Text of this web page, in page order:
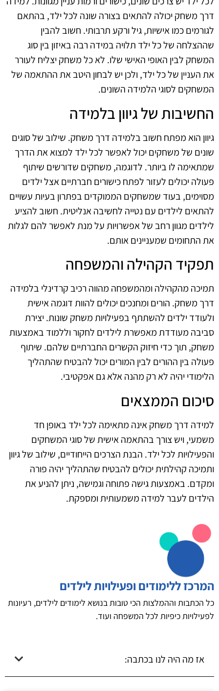
דרך משחק יכולה להתאים בצורה שונה לכל ילד, בהתאם
לגורמים כמו אישיות, גיל ורקע תרבותי. חשוב להבין
שההצלחה של כל ילד תלויה במידה רבה באיזון בין סוג
המשחק לבין האופי האישי שלו. לא כל משחק יצליח לעורר
את העניין של כל ילד, ולכן יש לבחון היטב את ההתאמה של
המשחקים לסוגי הלמידה השונים.
החשיבות של גיוון בלמידה
גיוון הוא מפתח חשוב בלמידה דרך משחק. שילוב של סוגים
שונים של משחקים יכול לאפשר לכל ילד למצוא את הדרך
שמתאימה לו ביותר. לדוגמה, משחקים שדורשים שיתוף
פעולה יכולים לעזור לפתח כישורים חברתיים אצל ילדים
מסוימים, בעוד שמשחקים הממוקדים בפתרון בעיות עשויים
להתאים לילדים עם נטייה לחשיבה אנליטית. חשוב להציע
לילדים מגוון רחב של אפשרויות על מנת לאפשר להם לגלות
את התחומים שמעניינים אותם.
תפקיד הקהילה והמשפחה
תמיכה מהקהילה ומהמשפחה מהווה רכיב קרדינלי בלמידה
דרך משחק. הורים ומחנכים יכולים להוות דוגמה אישית
ולעודד ילדים להשתתף בפעילויות משחק שונות. יצירת
סביבה מעודדת מאפשרת לילדים לחקור וללמוד באמצעות
משחק, תוך כדי חיזוק הקשרים החברתיים שלהם. שיתוף
פעולה בין ההורים לבין המורים יכול להבטיח שהתהליך
הלימודי יהיה לא רק מהנה אלא גם אפקטיבי.
סיכום הממצאים
למידה דרך משחק אינה מתאימה לכל ילד באופן חד
משמעי, ויש צורך בהתאמה אישית של סוגי המשחקים
והפעילויות לכל ילד. הבנת הצרכים הייחודיים, שילוב של גיוון
ותמיכה קהילתית יכולים להבטיח שהתהליך יהיה פורה
ומקדם. באמצעות גישה פתוחה וגמישה, ניתן להניע את
הילדים לעבר למידה משמעותית ומספקת.
המרכז ללימודים ופעילויות לילדים
כל הכתבות וההמלצות הכי טובות בנושא לימודים לילדים, רעיונות
לפעילויות כיפיות לכל המשפחה ועוד.
אז מה היה לנו בכתבה: